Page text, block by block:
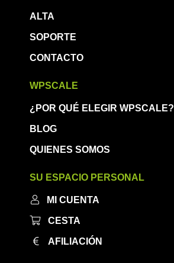
ALTA
SOPORTE
CONTACTO
WPSCALE
¿POR QUÉ ELEGIR WPSCALE?
BLOG
QUIENES SOMOS
SU ESPACIO PERSONAL
MI CUENTA
CESTA
AFILIACIÓN